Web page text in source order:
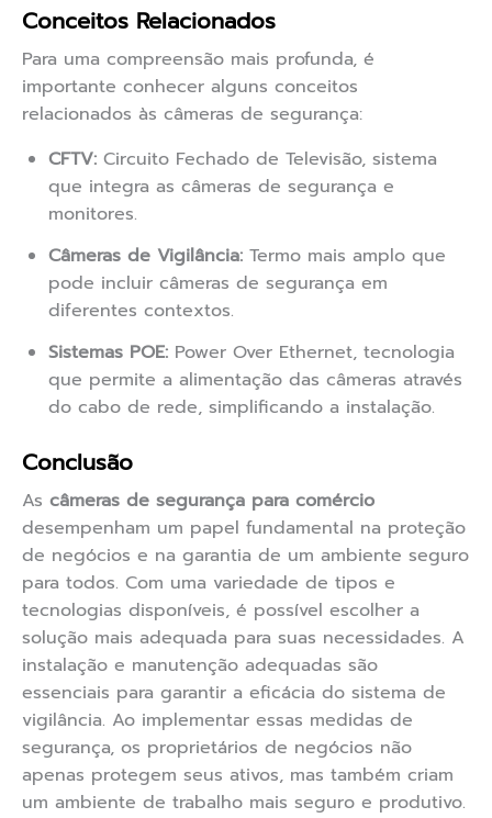
Conceitos Relacionados
Para uma compreensão mais profunda, é
importante conhecer alguns conceitos
relacionados às câmeras de segurança:
CFTV: Circuito Fechado de Televisão, sistema
que integra as câmeras de segurança e
monitores.
Câmeras de Vigilância: Termo mais amplo que
pode incluir câmeras de segurança em
diferentes contextos.
Sistemas POE: Power Over Ethernet, tecnologia
que permite a alimentação das câmeras através
do cabo de rede, simplificando a instalação.
Conclusão
As câmeras de segurança para comércio
desempenham um papel fundamental na proteção
de negócios e na garantia de um ambiente seguro
para todos. Com uma variedade de tipos e
tecnologias disponíveis, é possível escolher a
solução mais adequada para suas necessidades. A
instalação e manutenção adequadas são
essenciais para garantir a eficácia do sistema de
vigilância. Ao implementar essas medidas de
segurança, os proprietários de negócios não
apenas protegem seus ativos, mas também criam
um ambiente de trabalho mais seguro e produtivo.